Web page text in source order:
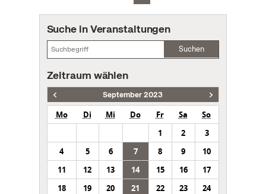
Suche in Veranstaltungen
Suchen
Zeitraum wählen
September 2023
Mo Di Mi Do Fr Sa
So
1
2
3
4
5 6 7 8 9
10
11
12 13 14 15 16
17
18
19 20 21 22 23
24